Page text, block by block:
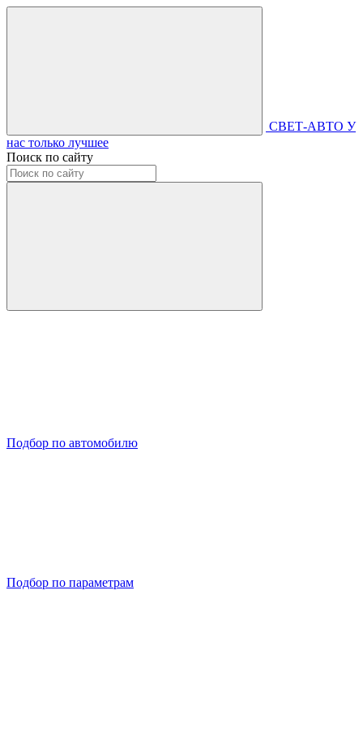
СВЕТ-АВТО У
нас только лучшее
Поиск по сайту
Подбор по автомобилю
Подбор по параметрам